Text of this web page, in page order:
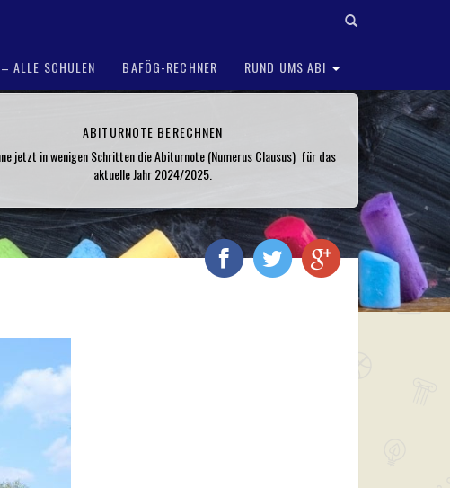
ALLE SCHULEN BAFÖG-RECHNER RUND UMS ABI
ABITURNOTE BERECHNEN
jetzt in wenigen Schritten die Abiturnote (Numerus Clausus) für das
aktuelle Jahr 2024/2025.